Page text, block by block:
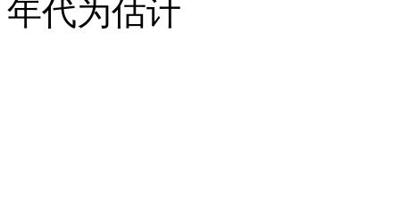
年代为估计